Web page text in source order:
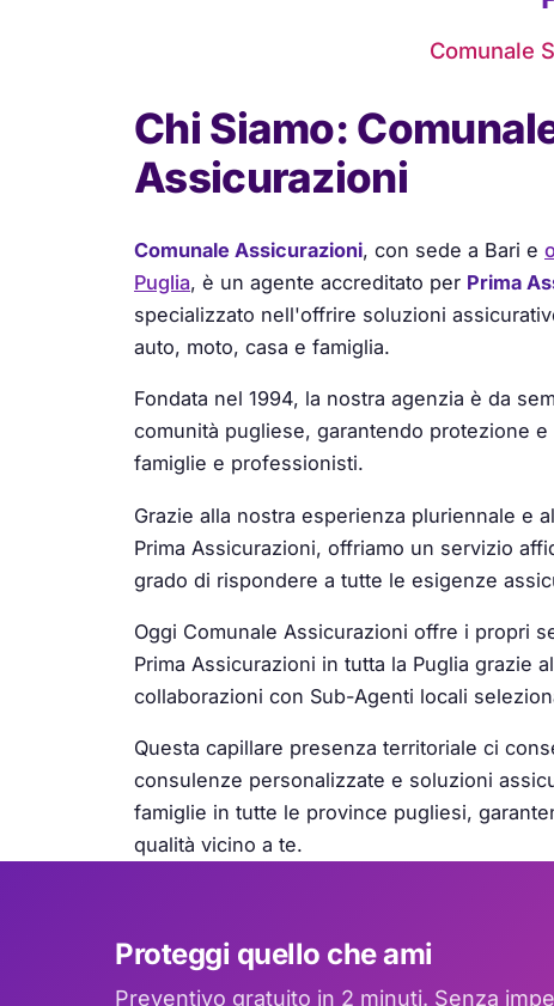
Comunale
Chi Siamo:
Assicurazioni
Comunale Assicurazioni, con sede a Bari e
Puglia, è un agente accreditato per Prima
specializzato nell'offrire soluzioni
auto, moto, casa e famiglia.
Fondata nel 1994, la nostra agenzia è da
comunità pugliese, garantendo protezione e
famiglie e professionisti.
Grazie alla nostra esperienza pluriennale e
Prima Assicurazioni, offriamo un servizio
grado di rispondere a tutte le esigenze
Oggi Comunale Assicurazioni offre i propri
Prima Assicurazioni in tutta la Puglia grazie
collaborazioni con Sub-Agenti locali
Questa capillare presenza territoriale ci
consulenze personalizzate e soluzioni
famiglie in tutte le province pugliesi,
qualità vicino a te.
Proteggi quello che ami
Preventivo gratuito in 2 minuti. Senza